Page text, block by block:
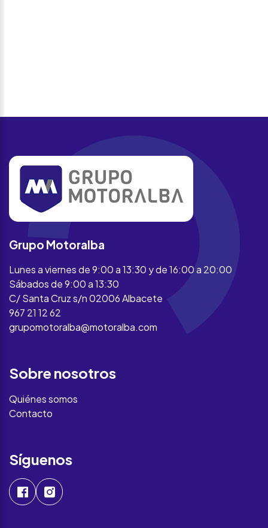
Grupo Motoralba
Lunes a viernes de 9:00 a 13:30 y de 16:00 a 20:00
Sábados de 9:00 a 13:30
C/ Santa Cruz s/n 02006 Albacete
967 21 12 62
grupomotoralba@motoralba.com
Sobre nosotros
Quiénes somos
Contacto
Síguenos